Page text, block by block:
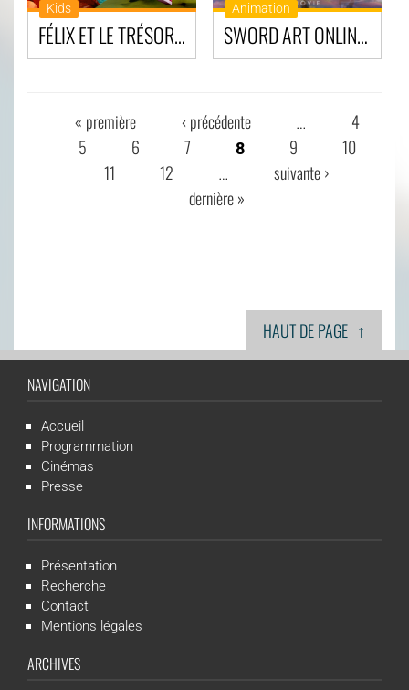
Kids
FÉLIX ET LE TRÉSOR DE MORGÄA
Animation
SWORD ART ONLINE - PROGRESSIVE -
PAGES« première ‹ précédente …
4
5
6 7 8 9
10
11
12 …
suivante ›
dernière »
HAUT DE PAGE ↑
NAVIGATION
Accueil
Programmation
Cinémas
Presse
INFORMATIONS
Présentation
Recherche
Contact
Mentions légales
ARCHIVES